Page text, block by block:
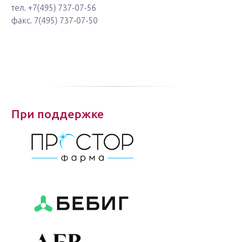
тел. +7(495) 737-07-56
факс. 7(495) 737-07-50
При поддержке